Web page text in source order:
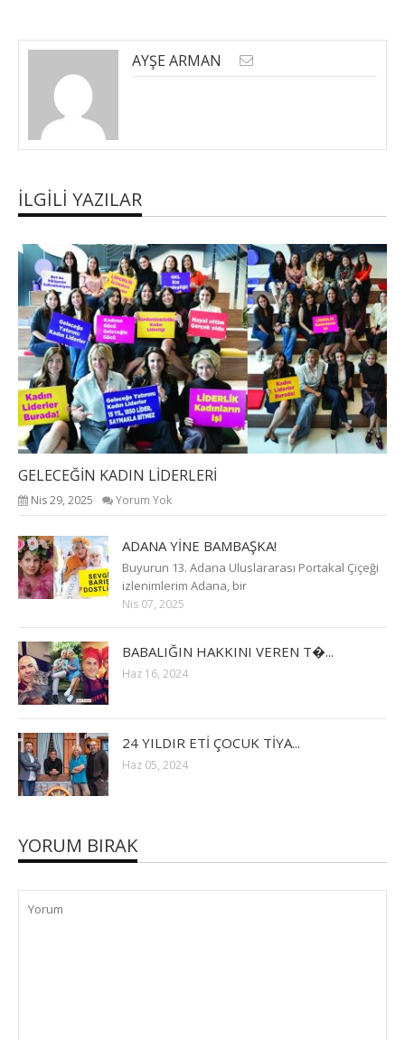
AYŞE ARMAN
İLGILI YAZILAR
GELECEĞİN KADIN LİDERLERİ
Nis 29, 2025 Yorum Yok
ADANA YİNE BAMBAŞKA!
Buyurun 13. Adana Uluslararası Portakal Çiçeği
izlenimlerim Adana, bir
Nis 07, 2025
BABALIĞIN HAKKINI VEREN T�...
Haz 16, 2024
24 YILDIR ETİ ÇOCUK TİYA...
Haz 05, 2024
YORUM BIRAK